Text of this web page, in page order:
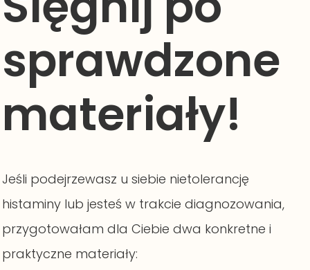
sprawdzone
materiały!
Jeśli podejrzewasz u siebie nietolerancję
histaminy lub jesteś w trakcie diagnozowania,
przygotowałam dla Ciebie dwa konkretne i
praktyczne materiały: